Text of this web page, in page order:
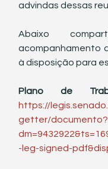
advindas dessas
Abaixo
acompanhamento
à disposição para
Plano de
https://
getter/documento?
-leg-signed-